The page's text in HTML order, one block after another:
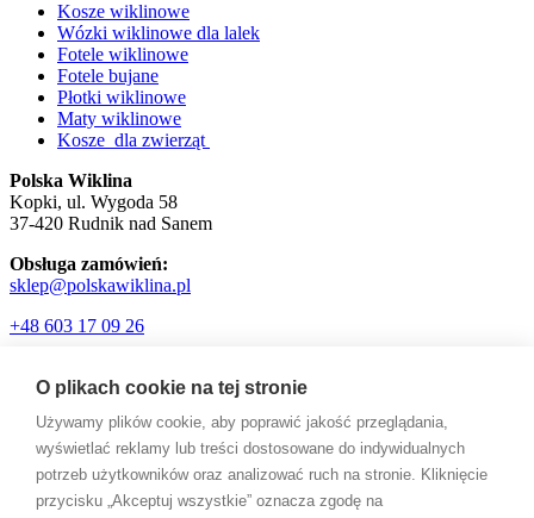
Kosze wiklinowe
Wózki wiklinowe dla lalek
Fotele wiklinowe
Fotele bujane
Płotki wiklinowe
Maty wiklinowe
Kosze dla zwierząt
Polska Wiklina
Kopki, ul. Wygoda 58
37-420 Rudnik nad Sanem
Obsługa zamówień:
sklep@polskawiklina.pl
+48 603 17 09 26
© 2026 PolskaWiklina.PL.
facebook
O plikach cookie na tej stronie
Używamy plików cookie, aby poprawić jakość przeglądania,
wyświetlać reklamy lub treści dostosowane do indywidualnych
potrzeb użytkowników oraz analizować ruch na stronie. Kliknięcie
przycisku „Akceptuj wszystkie” oznacza zgodę na